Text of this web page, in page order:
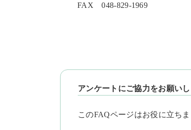
FAX 048-829-1969
アンケートにご協力をお願い
このFAQページはお役に立ち